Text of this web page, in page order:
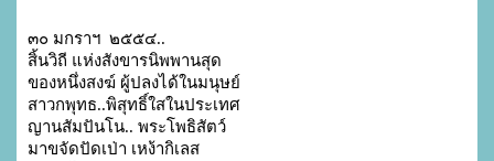
๓๐ มกราฯ  ๒๕๕๔..
สิ้นวิถี แห่งสังขารนิพพานสุด
ของหนึ่งสงฆ์ ผู้ปลงได้ในมนุษย์
สาวกพุทธ..พิสุทธิ์ใสในประเทศ
ญานสัมปันโน.. พระโพธิสัตว์
มาขจัดปัดเป่า เหง้ากิเลส